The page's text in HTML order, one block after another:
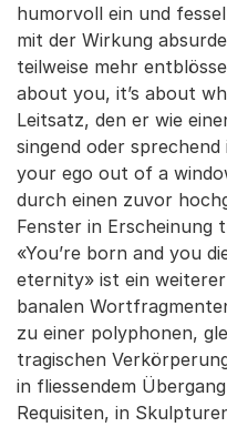
humorvoll ein und
mit der Wirkung
teilweise mehr
about you, it’s about
Leitsatz, den er wie
singend oder
your ego out of a
durch einen zuvor
Fenster in Erscheinung
«You’re born and you
eternity» ist ein
banalen
zu einer polyphonen,
tragischen
in fliessendem
Requisiten, in